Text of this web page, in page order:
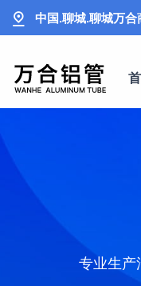
中国.聊城.聊城万合
专业生产